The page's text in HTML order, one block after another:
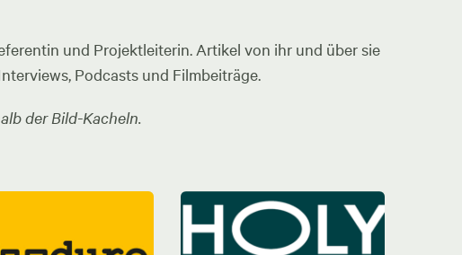
und Projektleiterin. Artikel von ihr und über sie
Podcasts und Filmbeiträge.
der Bild-Kacheln.